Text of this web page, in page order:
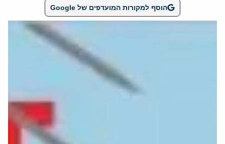
הוסף למקורות המועדפים של Google